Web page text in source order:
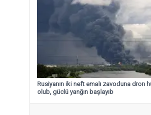
Rusiyanın iki neft emalı zavoduna dron
olub, güclü yanğın başlayıb